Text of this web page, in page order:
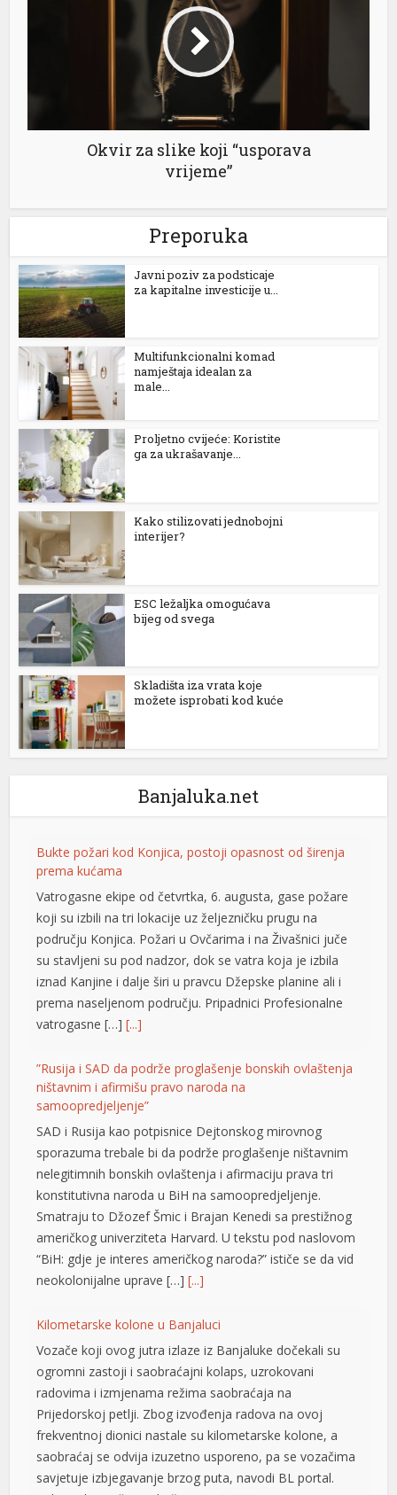
Okvir za slike koji “usporava
vrijeme”
Preporuka
Јavni poziv za podsticaje
za kapitalne investicije u...
Multifunkcionalni komad
namještaja idealan za
male...
Proljetno cvijeće: Koristite
ga za ukrašavanje...
Kako stilizovati jednobojni
interijer?
ESC ležaljka omogućava
bijeg od svega
Skladišta iza vrata koje
možete isprobati kod kuće
Banjaluka.net
Bukte požari kod Konjica, postoji opasnost od širenja
prema kućama
Vatrogasne ekipe od četvrtka, 6. augusta, gase požare
koji su izbili na tri lokacije uz željezničku prugu na
području Konjica. Požari u Ovčarima i na Živašnici juče
su stavljeni su pod nadzor, dok se vatra koja je izbila
iznad Kanjine i dalje širi u pravcu Džepske planine ali i
prema naseljenom području. Pripadnici Profesionalne
vatrogasne […][...]
”Rusija i SAD da podrže proglašenje bonskih ovlaštenja
ništavnim i afirmišu pravo naroda na
samoopredjeljenje”
SAD i Rusija kao potpisnice Dejtonskog mirovnog
sporazuma trebale bi da podrže proglašenje ništavnim
nelegitimnih bonskih ovlaštenja i afirmaciju prava tri
konstitutivna naroda u BiH na samoopredjeljenje.
Smatraju to Džozef Šmic i Brajan Kenedi sa prestižnog
američkog univerziteta Harvard. U tekstu pod naslovom
“BiH: gdje je interes američkog naroda?” ističe se da vid
neokolonijalne uprave […][...]
Kilometarske kolone u Banjaluci
Vozače koji ovog jutra izlaze iz Banjaluke dočekali su
ogromni zastoji i saobraćajni kolaps, uzrokovani
radovima i izmjenama režima saobraćaja na
Prijedorskoj petlji. Zbog izvođenja radova na ovoj
frekventnoj dionici nastale su kilometarske kolone, a
saobraćaj se odvija izuzetno usporeno, pa se vozačima
savjetuje izbjegavanje brzog puta, navodi BL portal.